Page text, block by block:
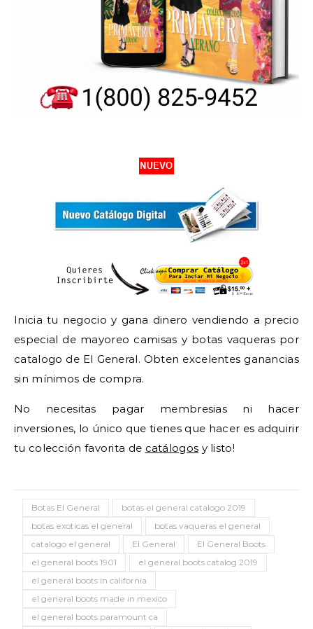
Inicia tu negocio y gana dinero vendiendo a precio
especial de mayoreo camisas y botas vaqueras por
catalogo de El General. Obten excelentes ganancias
sin mínimos de compra.
No necesitas pagar membresias ni hacer
inversiones, lo único que tienes que hacer es adquirir
tu colección favorita de catálogos y listo!
Botas El General
botas el general catalogo 2019
botas exoticas el general
botas vaqueras el general
catalogo el general
El General
El General Boots
el general boots 1901
el general boots catalog 2019
el general boots in california
el general boots made in mexico
el general boots paramount ca